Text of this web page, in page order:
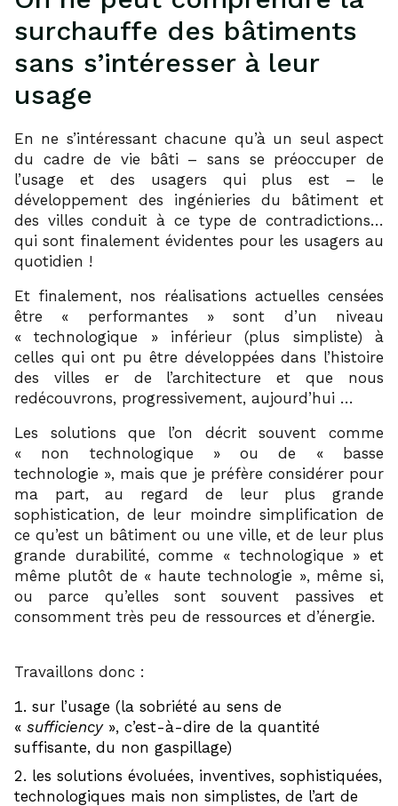
surchauffe des bâtiments
sans s’intéresser à leur
usage
En ne s’intéressant chacune qu’à un seul aspect
du cadre de vie bâti – sans se préoccuper de
l’usage et des usagers qui plus est – le
développement des ingénieries du bâtiment et
des villes conduit à ce type de contradictions…
qui sont finalement évidentes pour les usagers au
quotidien !
Et finalement, nos réalisations actuelles censées
être « performantes » sont d’un niveau
« technologique » inférieur (plus simpliste) à
celles qui ont pu être développées dans l’histoire
des villes er de l’architecture et que nous
redécouvrons, progressivement, aujourd’hui …
Les solutions que l’on décrit souvent comme
« non technologique » ou de « basse
technologie », mais que je préfère considérer pour
ma part, au regard de leur plus grande
sophistication, de leur moindre simplification de
ce qu’est un bâtiment ou une ville, et de leur plus
grande durabilité, comme « technologique » et
même plutôt de « haute technologie », même si,
ou parce qu’elles sont souvent passives et
consomment très peu de ressources et d’énergie.
Travaillons donc :
sur l’usage (la sobriété au sens de
« sufficiency», c’est-à-dire de la quantité
suffisante, du non gaspillage)
les solutions évoluées, inventives, sophistiquées,
technologiques mais non simplistes, de l’art de